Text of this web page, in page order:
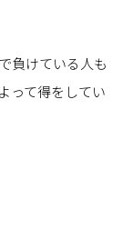
負けている人も
って得をしてい